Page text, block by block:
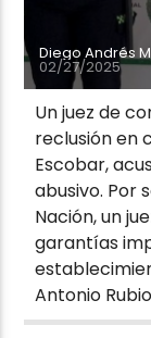
Diego Andrés
02/27/2025
Un juez de
reclusión en
Escobar,
abusivo. Por
Nación, un
garantías
Antonio